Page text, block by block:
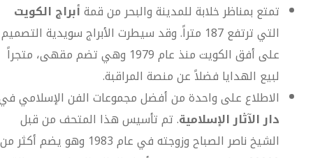
تمتع بمناظر خلابة للمدينة والبحر من قمةأبراج الكويت
التي ترتفع 187 متراً. وقد سيطرت الأبراج سويدية التصميم
على أفق الكويت منذ عام 1979 وهي تضم مقهى، متجراً
لبيع الهدايا فضلاً عن منصة المراقبة.
الاطلاع على واحدة من أفضل مجموعات الفن الإسلامي
دار الآثار الإسلامية. تم تأسيس هذا المتحف من قبل
الشيخ ناصر الصباح وزوجته في عام 1983 وهو يضم أكثر من